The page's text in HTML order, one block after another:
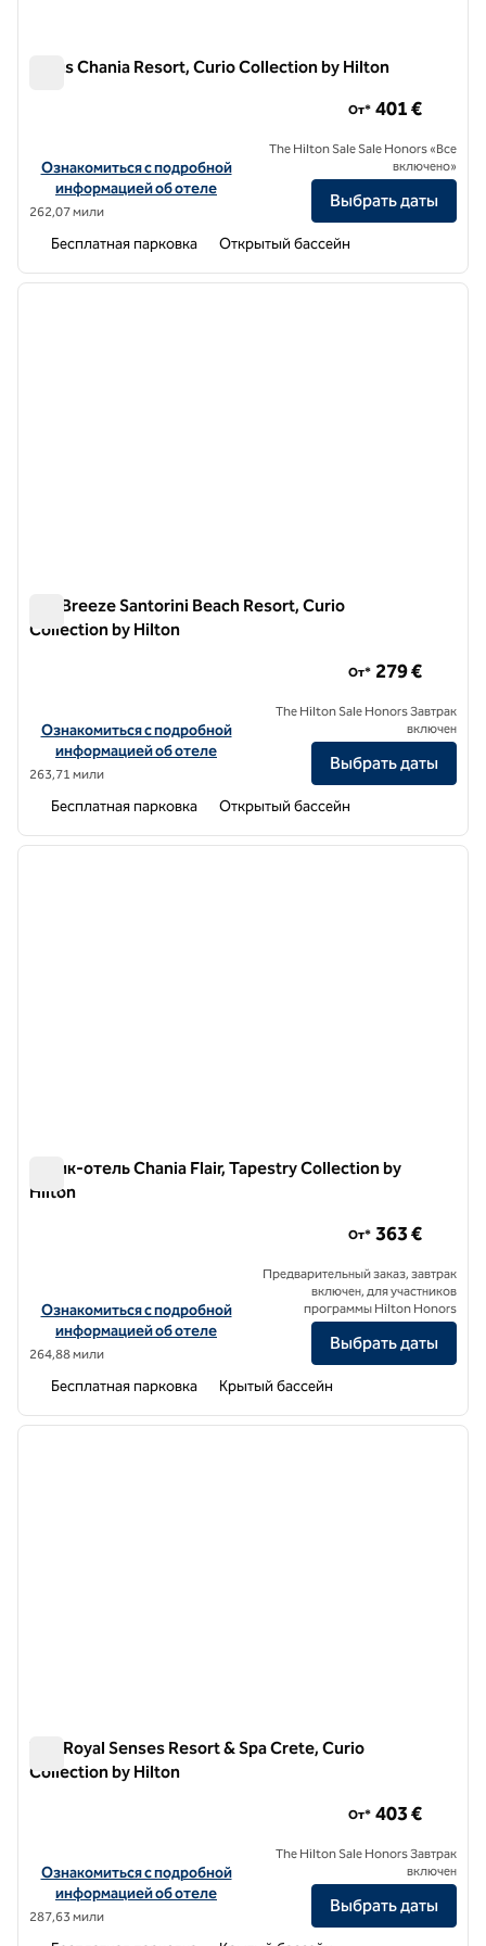
Aulus Chania Resort, Curio Collection by Hilton
Посмотреть информацию об отеле Aulus Chania Resort, Curio
Ознакомиться с подробной
информацией об отеле
262,07 мили
От* 401 €
The Hilton Sale Sale Honors «Все
включено»
Выбрать даты
Бесплатная парковка Открытый бассейн
1 из 12
Sea Breeze Santorini Beach Resort, Curio
Collection by Hilton
Посмотреть информацию об отеле Sea Breeze Santorini Beach
Ознакомиться с подробной
информацией об отеле
263,71 мили
От* 279 €
The Hilton Sale Honors Завтрак
включен
Выбрать даты
Бесплатная парковка Открытый бассейн
1 из 12
Бутик-отель Chania Flair, Tapestry Collection by
Hilton
Посмотреть информацию об отеле Chania Flair Boutique Hotel,
Ознакомиться с подробной
информацией об отеле
264,88 мили
От* 363 €
Предварительный заказ, завтрак
включен, для участников
программы Hilton Honors
Выбрать даты
Бесплатная парковка Крытый бассейн
1 из 12
The Royal Senses Resort & Spa Crete, Curio
Collection by Hilton
Посмотреть информацию об отеле The Royal Senses Resort &
Ознакомиться с подробной
информацией об отеле
287,63 мили
От* 403 €
The Hilton Sale Honors Завтрак
включен
Выбрать даты